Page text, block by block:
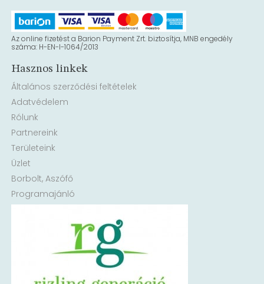
Az online fizetést a Barion Payment Zrt. biztosítja, MNB engedély
száma: H-EN-I-1064/2013
Hasznos linkek
Általános szerződési feltételek
Adatvédelem
Rólunk
Partnereink
Területeink
Üzlet
Borbolt, Aszófő
Programajánló